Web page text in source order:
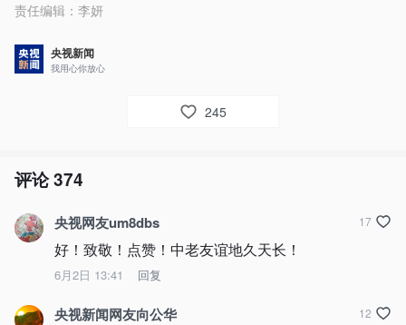
责任编辑： 李妍
央视新闻
我用心你放心
245
评论374
央视网友um8dbs
好！致敬！点赞！中老友谊地久天长！
6月2日 13:41 回复
17
央视新闻网友向公华 12